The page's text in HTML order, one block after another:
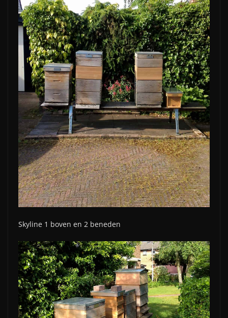
Skyline 1 boven en 2 beneden